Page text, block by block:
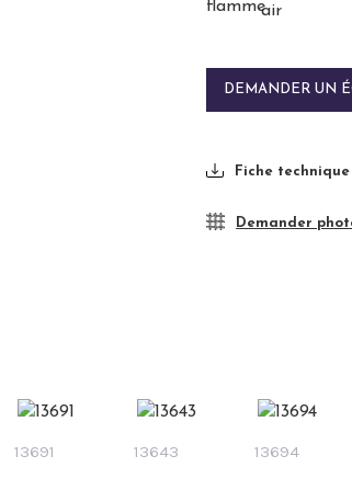
DEMANDER UN
Fiche technique
Demander
13691 13643 13694